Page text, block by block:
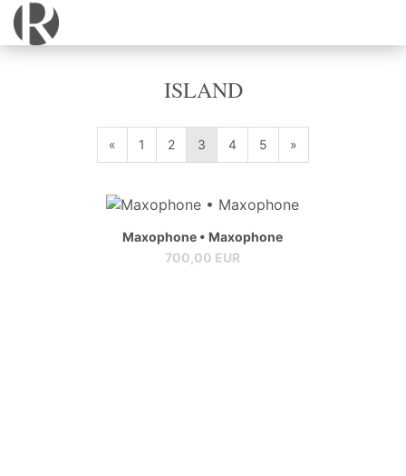
ISLAND
« 1 2 3 4 5 »
Maxophone • Maxophone
700,00 EUR